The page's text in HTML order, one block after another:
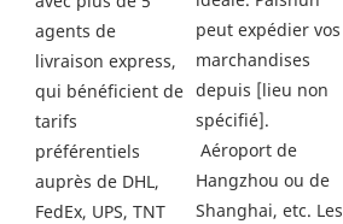
agents de
livraison express,
qui bénéficient de
tarifs
préférentiels
auprès de DHL,
FedEx, UPS, TNT
peut expédier vos
marchandises
depuis [lieu non
spécifié].
Hangzhou ou de
Shanghai, etc. Les